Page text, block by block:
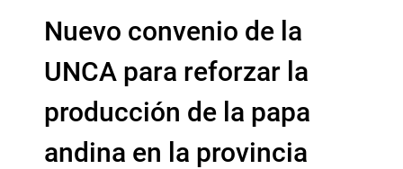
Nuevo convenio de la
UNCA para reforzar la
producción de la papa
andina en la provincia